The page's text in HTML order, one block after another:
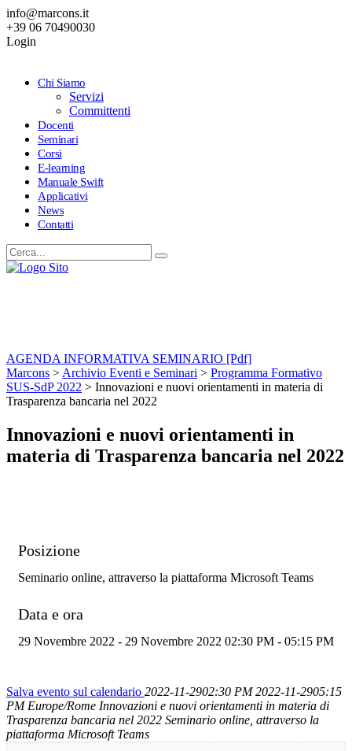
info@marcons.it
+39 06 70490030
Login
Chi Siamo
Servizi
Committenti
Docenti
Seminari
Corsi
E-learning
Manuale Swift
Applicativi
News
Contatti
AGENDA INFORMATIVA SEMINARIO [Pdf]
Marcons > Archivio Eventi e Seminari > Programma Formativo
SUS-SdP 2022 > Innovazioni e nuovi orientamenti in materia di
Trasparenza bancaria nel 2022
Innovazioni e nuovi orientamenti in
materia di Trasparenza bancaria nel 2022
Posizione
Seminario online, attraverso la piattaforma Microsoft Teams
Data e ora
29 Novembre 2022 - 29 Novembre 2022 02:30 PM - 05:15 PM
Salva evento sul calendario 2022-11-2902:30 PM 2022-11-2905:15
PM Europe/Rome Innovazioni e nuovi orientamenti in materia di
Trasparenza bancaria nel 2022 Seminario online, attraverso la
piattaforma Microsoft Teams